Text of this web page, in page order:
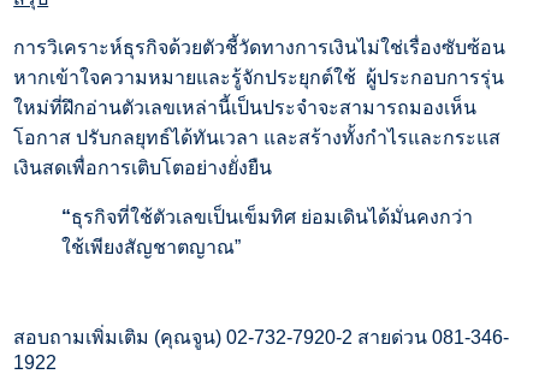
การวิเคราะห์ธุรกิจด้วยตัวชี้วัดทางการเงินไม่ใช่เรื่องซับซ้อน
หากเข้าใจความหมายและรู้จักประยุกต์ใช้ ผู้ประกอบการรุ่น
ใหม่ที่ฝึกอ่านตัวเลขเหล่านี้เป็นประจำจะสามารถมองเห็น
โอกาส ปรับกลยุทธ์ได้ทันเวลา และสร้างทั้งกำไรและกระแส
เงินสดเพื่อการเติบโตอย่างยั่งยืน
“ธุรกิจที่ใช้ตัวเลขเป็นเข็มทิศ ย่อมเดินได้มั่นคงกว่า
ใช้เพียงสัญชาตญาณ”
สอบถามเพิ่มเติม (คุณจูน) 02-732-7920-2 สายด่วน 081-346-
1922